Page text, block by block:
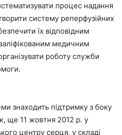
процес надання
систему реперфузійних
їх відповідним
медичним
роботу служби
знаходить підтримку з боку
ще 11 жовтня 2012 р. у
центру серця, у складі